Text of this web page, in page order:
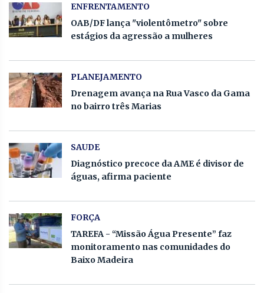
ENFRENTAMENTO
OAB/DF lança "violentômetro" sobre
estágios da agressão a mulheres
PLANEJAMENTO
Drenagem avança na Rua Vasco da Gama
no bairro três Marias
SAUDE
Diagnóstico precoce da AME é divisor de
águas, afirma paciente
FORÇA
TAREFA - “Missão Água Presente” faz
monitoramento nas comunidades do
Baixo Madeira